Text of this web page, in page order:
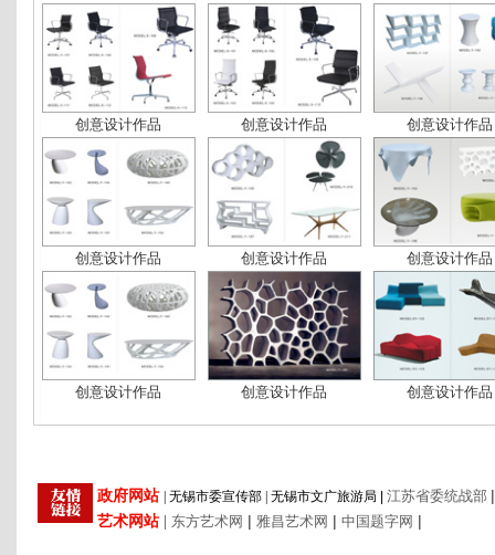
创意设计作品 创意设计作品 创意设计作品
创意设计作品 创意设计作品 创意设计作品
创意设计作品 创意设计作品 创意设计作品
政府网站 无锡市委宣传部 无锡市文广旅游局 江苏省委统战部 |
艺术网站
东方艺术网 | 雅昌艺术网 | 中国题字网 |